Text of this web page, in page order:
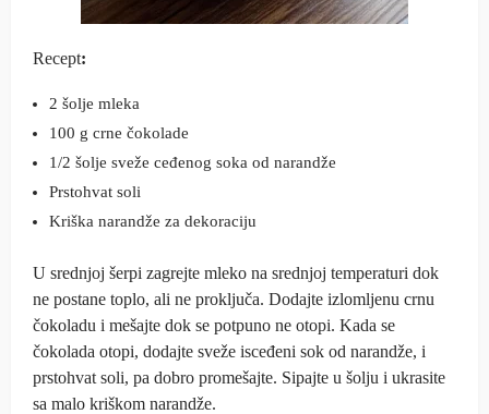
Recept:
2 šolje mleka
100 g crne čokolade
1/2 šolje sveže ceđenog soka od narandže
Prstohvat soli
Kriška narandže za dekoraciju
U srednjoj šerpi zagrejte mleko na srednjoj temperaturi dok
ne postane toplo, ali ne proključa. Dodajte izlomljenu crnu
čokoladu i mešajte dok se potpuno ne otopi. Kada se
čokolada otopi, dodajte sveže isceđeni sok od narandže, i
prstohvat soli, pa dobro promešajte. Sipajte u šolju i ukrasite
sa malo kriškom narandže.